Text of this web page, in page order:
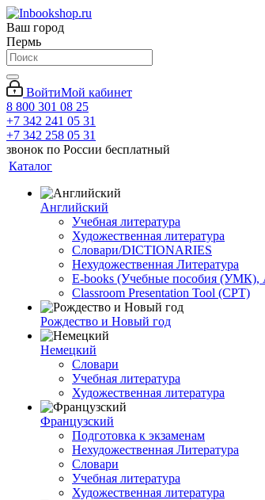
Ваш город
Пермь
ВойтиМой кабинет
8 800 301 08 25
+7 342 241 05 31
+7 342 258 05 31
звонок по России бесплатный
Каталог
Английский
Учебная литература
Художественная литература
Словари/DICTIONARIES
Нехудожественная Литература
E-books (Учебные пособия (УМК),
Classroom Presentation Tool (CPT)
Рождество и Новый год
Немецкий
Словари
Учебная литература
Художественная литература
Французский
Подготовка к экзаменам
Нехудожественная Литература
Словари
Учебная литература
Художественная литература